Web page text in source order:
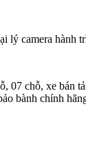
lý camera
chỗ, xe bán
chính